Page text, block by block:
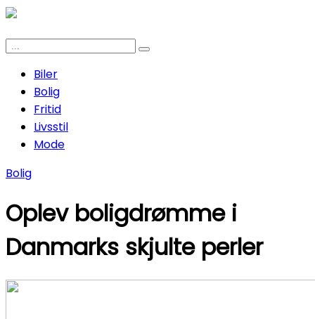
Biler
Bolig
Fritid
Livsstil
Mode
Bolig
Oplev boligdrømme i
Danmarks skjulte perler